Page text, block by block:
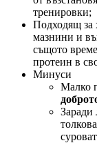
тренировки;
Подходящ за
мазнини и
същото
протеин в
Минуси
Малко
Заради